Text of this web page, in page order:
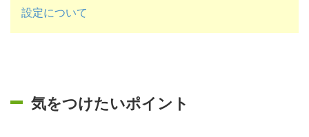
設定について
気をつけたいポイント